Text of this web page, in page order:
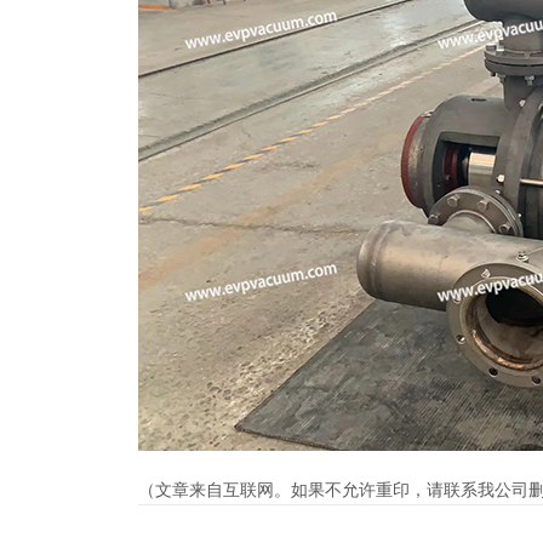
（文章来自互联网。如果不允许重印，请联系我公司